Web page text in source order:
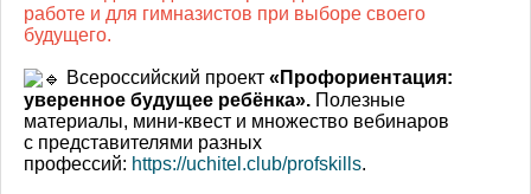
работе и для гимназистов при выборе своего
будущего.
Всероссийский проект «Профориентация:
уверенное будущее ребёнка». Полезные
материалы, мини-квест и множество вебинаров
с представителями разных
профессий: https://uchitel.club/profskills.